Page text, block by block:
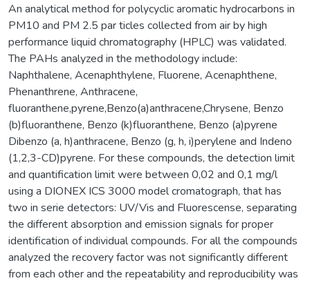
An analytical method for polycyclic aromatic hydrocarbons in
PM10 and PM 2.5 par ticles collected from air by high
performance liquid chromatography (HPLC) was validated.
The PAHs analyzed in the methodology include:
Naphthalene, Acenaphthylene, Fluorene, Acenaphthene,
Phenanthrene, Anthracene,
fluoranthene,pyrene,Benzo(a)anthracene,Chrysene, Benzo
(b)fluoranthene, Benzo (k)fluoranthene, Benzo (a)pyrene
Dibenzo (a, h)anthracene, Benzo (g, h, i)perylene and Indeno
(1,2,3-CD)pyrene. For these compounds, the detection limit
and quantification limit were between 0,02 and 0,1 mg/l
using a DIONEX ICS 3000 model cromatograph, that has
two in serie detectors: UV/Vis and Fluorescense, separating
the different absorption and emission signals for proper
identification of individual compounds. For all the compounds
analyzed the recovery factor was not significantly different
from each other and the repeatability and reproducibility was